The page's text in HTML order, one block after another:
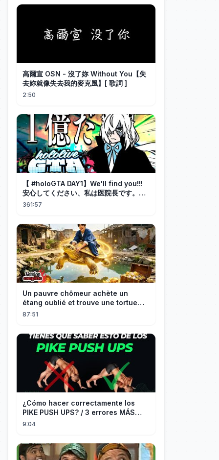
高爾宣 OSN - 沒了妳 Without You【失
去妳就像失去我的麥克風】[ 歌詞 ]
2:50
【 #holoGTA DAY1】We'll find you!!!
安心してください、私は医院長です。
【ホロライブ/白上フブキ 】
361:57
Un pauvre chômeur achète un
étang oublié et trouve une tortue
d’or à 180 000$ ! Sa vie bascule !
87:51
¿Cómo hacer correctamente los
PIKE PUSH UPS? / 3 errores MÁS
9:04